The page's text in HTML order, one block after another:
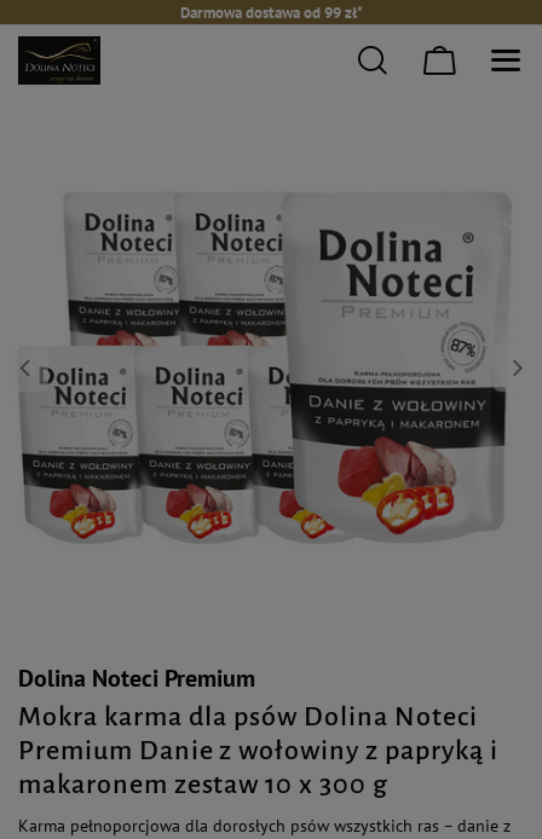
Darmowa dostawa od 99 zł*
Dolina Noteci Premium
Mokra karma dla psów Dolina Noteci
Premium Danie z wołowiny z papryką i
makaronem zestaw 10 x 300 g
Karma pełnoporcjowa dla dorosłych psów wszystkich ras – danie z